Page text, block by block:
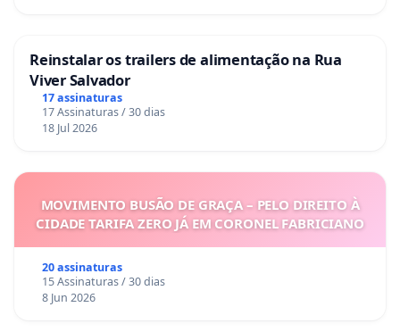
Reinstalar os trailers de alimentação na Rua
Viver Salvador
17 assinaturas
17 Assinaturas / 30 dias
18 Jul 2026
MOVIMENTO BUSÃO DE GRAÇA – PELO DIREITO À
CIDADE TARIFA ZERO JÁ EM CORONEL FABRICIANO
20 assinaturas
15 Assinaturas / 30 dias
8 Jun 2026